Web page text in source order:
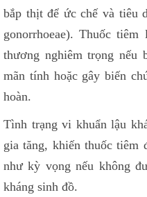
bắp thịt để ức chế và tiêu
gonorrhoeae). Thuốc
thương nghiêm trọng nếu
mãn tính hoặc gây biến
hoàn.
Tình trạng vi khuẩn lậu
gia tăng, khiến thuốc tiêm
như kỳ vọng nếu không
kháng sinh đồ.